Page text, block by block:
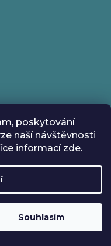
poskytování
naší návštěvnosti
informací zde.
Souhlasím
7. do 24. 7. včetně
objednávky
Přejeme vám krásné
ÚDAJŮ
práva vyhrazena.